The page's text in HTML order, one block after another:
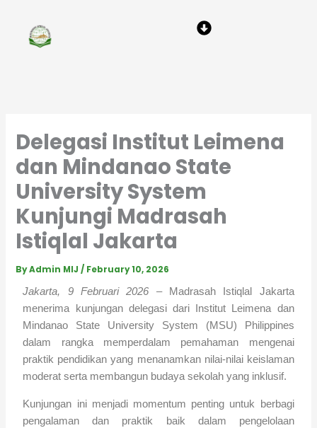
content
Menu
Delegasi Institut Leimena
dan Mindanao State
University System
Kunjungi Madrasah
Istiqlal Jakarta
ByAdmin MIJ/ February 10, 2026
Jakarta, 9 Februari 2026 – Madrasah Istiqlal Jakarta
menerima kunjungan delegasi dari Institut Leimena dan
Mindanao State University System (MSU) Philippines
dalam rangka memperdalam pemahaman mengenai
praktik pendidikan yang menanamkan nilai-nilai keislaman
moderat serta membangun budaya sekolah yang inklusif.
Kunjungan ini menjadi momentum penting untuk berbagi
pengalaman dan praktik baik dalam pengelolaan